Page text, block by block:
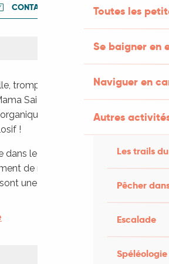
Toutes les
Se baigner en
Naviguer en
Autres
Les trails
Pêcher
Escalade
Spéléologie
CONTACTEZ-NOUS
trompette, samples et groove
Said mêle hip-hop, soul et
dans un live aussi
!
dans le hip-hop et la soul pour
de malaise universel. Les
une ode à la...